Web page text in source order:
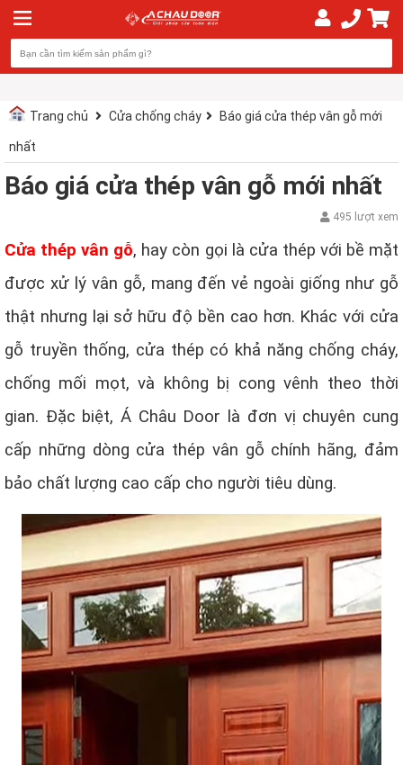
Trang chủ Cửa chống cháy Báo giá cửa thép vân gỗ mới
nhất
Báo giá cửa thép vân gỗ mới nhất
495 lượt xem
Cửa thép vân gỗ, hay còn gọi là cửa thép với bề mặt
được xử lý vân gỗ, mang đến vẻ ngoài giống như gỗ
thật nhưng lại sở hữu độ bền cao hơn. Khác với cửa
gỗ truyền thống, cửa thép có khả năng chống cháy,
chống mối mọt, và không bị cong vênh theo thời
gian. Đặc biệt, Á Châu Door là đơn vị chuyên cung
cấp những dòng cửa thép vân gỗ chính hãng, đảm
bảo chất lượng cao cấp cho người tiêu dùng.